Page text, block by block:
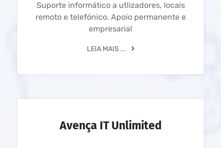
Suporte informático a utlizadores, locais
remoto e telefónico. Apoio permanente e
empresarial
LEIA MAIS ...
Avença IT Unlimited